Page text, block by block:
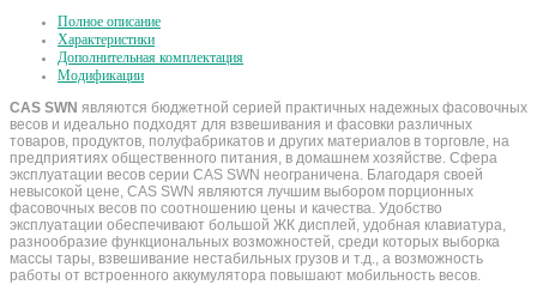
Полное описание
Характеристики
Дополнительная комплектация
Модификации
CAS SWN являются бюджетной серией практичных надежных фасовочных
весов и идеально подходят для взвешивания и фасовки различных
товаров, продуктов, полуфабрикатов и других материалов в торговле, на
предприятиях общественного питания, в домашнем хозяйстве. Сфера
эксплуатации весов серии CAS SWN неограничена. Благодаря своей
невысокой цене, CAS SWN являются лучшим выбором порционных
фасовочных весов по соотношению цены и качества. Удобство
эксплуатации обеспечивают большой ЖК дисплей, удобная клавиатура,
разнообразие функциональных возможностей, среди которых выборка
массы тары, взвешивание нестабильных грузов и т.д., а возможность
работы от встроенного аккумулятора повышают мобильность весов.